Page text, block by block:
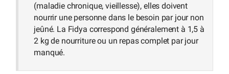
(maladie chronique, vieillesse), elles doivent
nourrir une personne dans le besoin par jour non
jeûné. La Fidya correspond généralement à 1,5 à
2 kg de nourriture ou un repas complet par jour
manqué.